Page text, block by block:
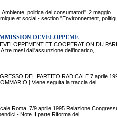
politica dei consumatori". 2 maggio
et social - section "Environnement,
DEVELOPPEME
ET COOPERATION DU
tre mesi dall'assunzione dell'incarico,
DEL PARTITO RADICALE 7 aprile
Viene seguita la traccia del
Roma, 7/9 aprile 1995 Relazione
- Note II parte Riforma del